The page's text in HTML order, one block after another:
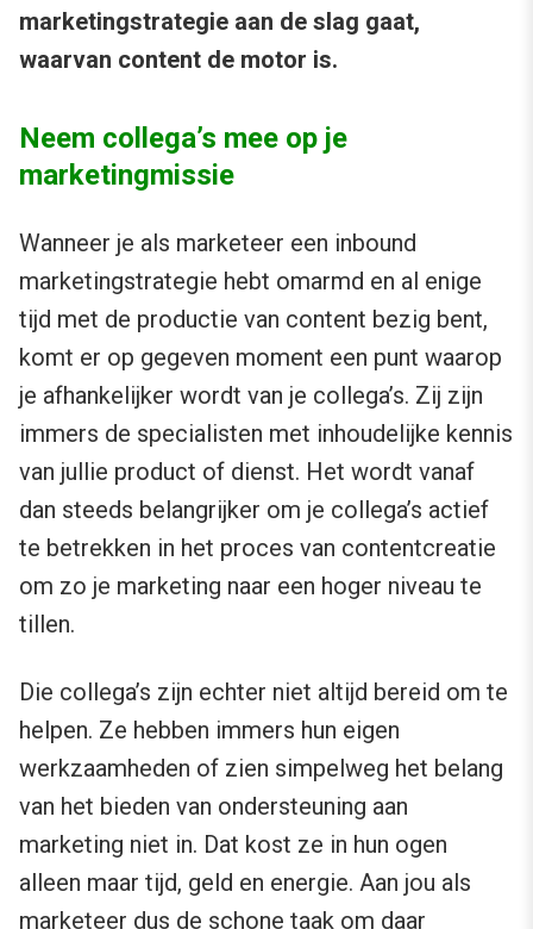
marketingstrategie aan de slag gaat,
waarvan content de motor is.
Neem collega’s mee op je
marketingmissie
Wanneer je als marketeer een inbound
marketingstrategie hebt omarmd en al enige
tijd met de productie van content bezig bent,
komt er op gegeven moment een punt waarop
je afhankelijker wordt van je collega’s. Zij zijn
immers de specialisten met inhoudelijke kennis
van jullie product of dienst. Het wordt vanaf
dan steeds belangrijker om je collega’s actief
te betrekken in het proces van contentcreatie
om zo je marketing naar een hoger niveau te
tillen.
Die collega’s zijn echter niet altijd bereid om te
helpen. Ze hebben immers hun eigen
werkzaamheden of zien simpelweg het belang
van het bieden van ondersteuning aan
marketing niet in. Dat kost ze in hun ogen
alleen maar tijd, geld en energie. Aan jou als
marketeer dus de schone taak om daar